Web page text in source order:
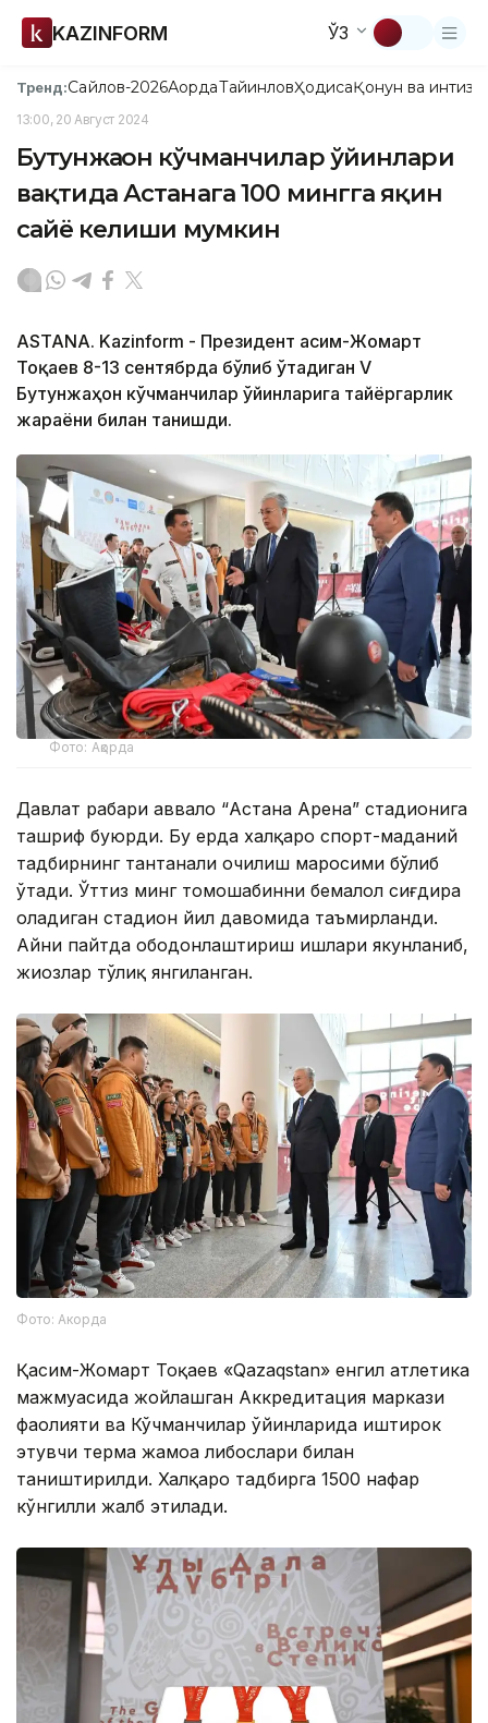
KAZINFORM ЎЗ
Тренд:Сайлов-2026АқордаТайинловҲодисаҚонун ва
13:00, 20 Август 2024
Бутунжаҳон кўчманчилар ўйинлари
вақтида Астанага 100 мингга яқин
сайёҳ келиши мумкин
ASTANA. Kazinform - Президент Қасим-Жомарт
Тоқаев 8-13 сентябрда бўлиб ўтадиган V
Бутунжаҳон кўчманчилар ўйинларига тайёргарлик
жараёни билан танишди.
Фото: Ақорда
Давлат раҳбари аввало “Астана Арена” стадионига
ташриф буюрди. Бу ерда халқаро спорт-маданий
тадбирнинг тантанали очилиш маросими бўлиб
ўтади. Ўттиз минг томошабинни бемалол сиғдира
оладиган стадион йил давомида таъмирланди.
Айни пайтда ободонлаштириш ишлари якунланиб,
жиҳозлар тўлиқ янгиланган.
Фото: Акорда
Қасим-Жомарт Тоқаев «Qazaqstan» енгил атлетика
мажмуасида жойлашган Аккредитация маркази
фаолияти ва Кўчманчилар ўйинларида иштирок
этувчи терма жамоа либослари билан
таништирилди. Халқаро тадбирга 1500 нафар
кўнгилли жалб этилади.